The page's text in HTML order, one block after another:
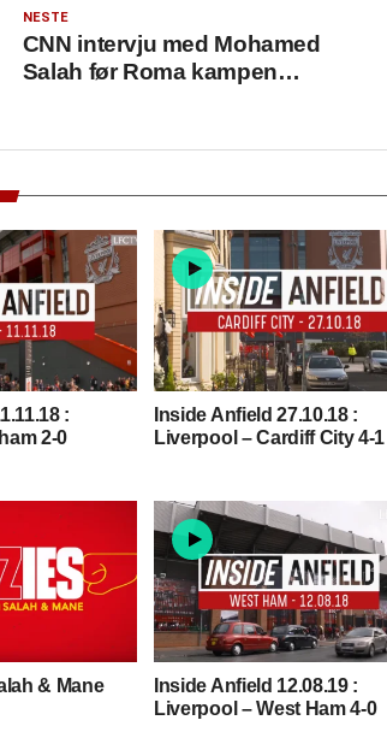
NESTE
CNN intervju med Mohamed
Salah før Roma kampen…
:
2-0
Inside Anfield 27.10.18 :
Liverpool – Cardiff City 4-1
& Mane
Inside Anfield 12.08.19 :
Liverpool – West Ham 4-0